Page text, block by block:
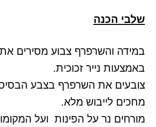
שלבי הכנה
במידה והשרפרף צבוע מסירים
באמצעות נייר זכוכית.
צובעים את השרפרף בצבע
מחכים לייבוש מלא.
מורחים נר על הפינות ועל